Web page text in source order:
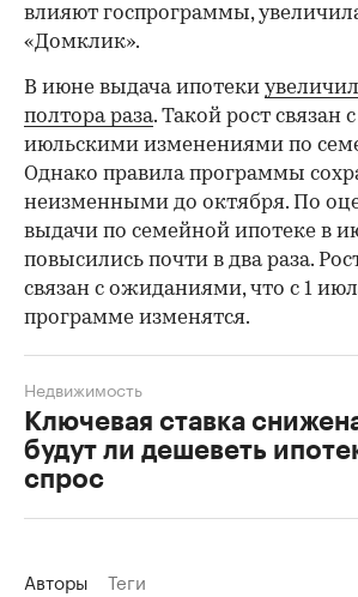
влияют госпрограммы,
«Домклик».
В июне выдача ипотеки
полтора раза. Такой рост
июльскими изменениями по
Однако правила программы
неизменными до октября. По
выдачи по семейной ипотеке в
повысились почти в два раза.
связан с ожиданиями, что с 1
программе изменятся.
Ключевая ставка
будут ли дешеветь
спрос
Недвижимость
Авторы Теги